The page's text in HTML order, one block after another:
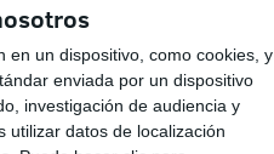
en un dispositivo, como cookies, y
enviada por un dispositivo
investigación de audiencia y
utilizar datos de localización